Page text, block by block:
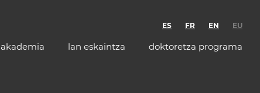
ES FR EN EU
akademia lan eskaintza doktoretza programa